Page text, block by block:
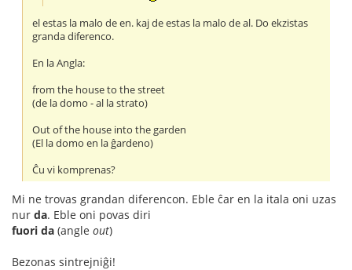
el estas la malo de en. kaj de estas la malo de al. Do ekzistas
granda diferenco.
En la Angla:
from the house to the street
(de la domo - al la strato)
Out of the house into the garden
(El la domo en la ĝardeno)
Ĉu vi komprenas?
Mi ne trovas grandan diferencon. Eble ĉar en la itala oni uzas
nur da. Eble oni povas diri
fuori da (angle out)
Bezonas sintrejniĝi!